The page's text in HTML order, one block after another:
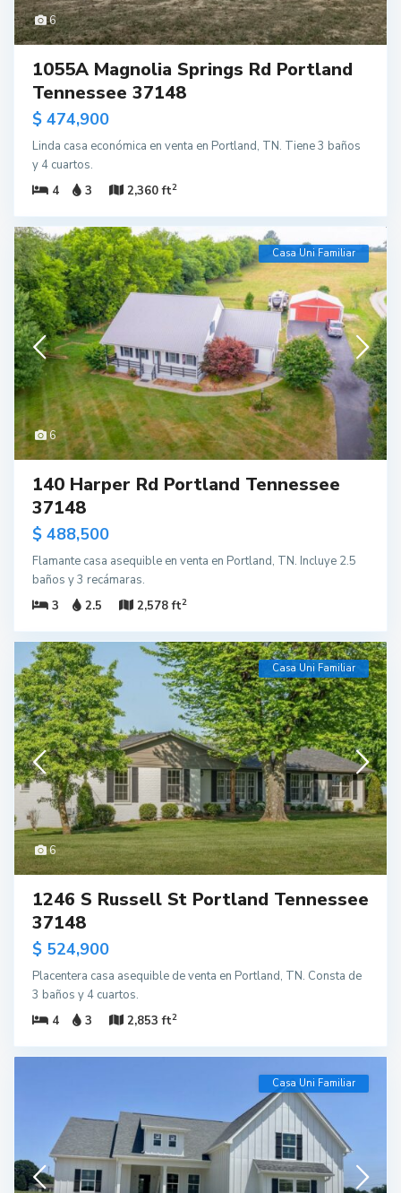
6
1055A Magnolia Springs Rd Portland
Tennessee 37148
$ 474,900
Linda casa económica en venta en Portland, TN. Tiene 3 baños
y 4 cuartos.
4
3 2,360 ft2
6
Casa Uni Familiar
140 Harper Rd Portland Tennessee
37148
$ 488,500
Flamante casa asequible en venta en Portland, TN. Incluye 2.5
baños y 3 recámaras.
3
2.5 2,578 ft2
6
Casa Uni Familiar
1246 S Russell St Portland Tennessee
37148
$ 524,900
Placentera casa asequible de venta en Portland, TN. Consta de
3 baños y 4 cuartos.
4
3 2,853 ft2
Casa Uni Familiar